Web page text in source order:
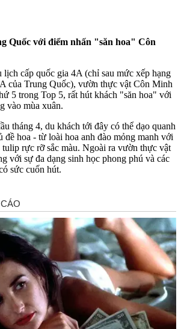
Quốc với điểm nhấn "săn hoa" Côn
lịch cấp quốc gia 4A (chỉ sau mức xếp hạng
của Trung Quốc), vườn thực vật Côn Minh
5 trong Top 5, rất hút khách "săn hoa" với
vào mùa xuân.
tháng 4, du khách tới đây có thể dạo quanh
đề hoa - từ loài hoa anh đào mỏng manh với
tulip rực rỡ sắc màu. Ngoài ra vườn thực vật
với sự đa dạng sinh học phong phú và các
sức cuốn hút.